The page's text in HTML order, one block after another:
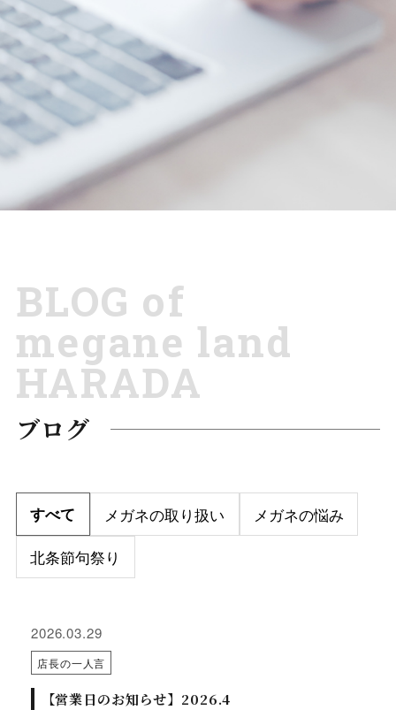
BLOG of
megane land
HARADA
ブログ
すべて メガネの取り扱い
メガネの悩み
北条節句祭り
2026.03.29
店長の一人言
【営業日のお知らせ】2026.4